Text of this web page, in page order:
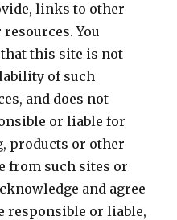
links to other
You
this site is not
of such
and does not
or liable for
products or other
from such sites or
and agree
responsible or liable,